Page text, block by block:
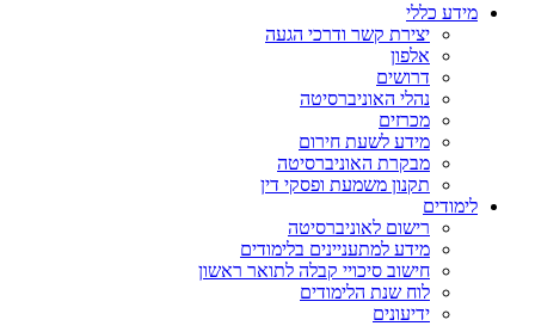
מידע כללי
יצירת קשר ודרכי הגעה
אלפון
דרושים
נהלי האוניברסיטה
מכרזים
מידע לשעת חירום
מבקרת האוניברסיטה
תקנון משמעת ופסקי דין
לימודים
רישום לאוניברסיטה
מידע למתעניינים בלימודים
חישוב סיכויי קבלה לתואר ראשון
לוח שנת הלימודים
ידיעונים